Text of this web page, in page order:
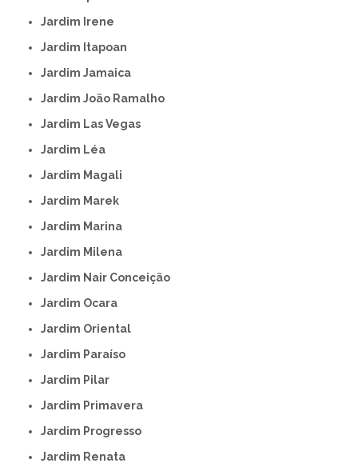
Jardim Irene
Jardim Itapoan
Jardim Jamaica
Jardim João Ramalho
Jardim Las Vegas
Jardim Léa
Jardim Magali
Jardim Marek
Jardim Marina
Jardim Milena
Jardim Nair Conceição
Jardim Ocara
Jardim Oriental
Jardim Paraíso
Jardim Pilar
Jardim Primavera
Jardim Progresso
Jardim Renata